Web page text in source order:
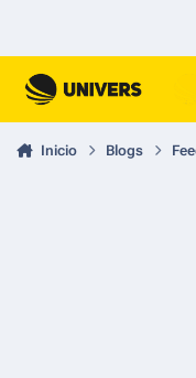
Inicio Blogs